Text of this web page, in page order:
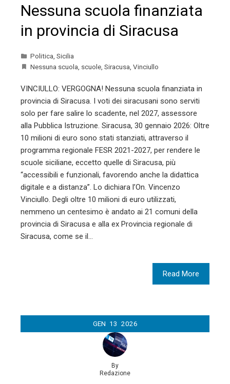
Nessuna scuola finanziata
in provincia di Siracusa
Politica Sicilia
Nessuna scuola scuole Siracusa Vinciullo
VINCIULLO: VERGOGNA! Nessuna scuola finanziata in
provincia di Siracusa. I voti dei siracusani sono serviti
solo per fare salire lo scadente, nel 2027, assessore
alla Pubblica Istruzione. Siracusa, 30 gennaio 2026: Oltre
10 milioni di euro sono stati stanziati, attraverso il
programma regionale FESR 2021-2027, per rendere le
scuole siciliane, eccetto quelle di Siracusa, più
“accessibili e funzionali, favorendo anche la didattica
digitale e a distanza”. Lo dichiara l’On. Vincenzo
Vinciullo. Degli oltre 10 milioni di euro utilizzati,
nemmeno un centesimo è andato ai 21 comuni della
provincia di Siracusa e alla ex Provincia regionale di
Siracusa, come se il…
Read More
GEN 13 2026
By
Redazione